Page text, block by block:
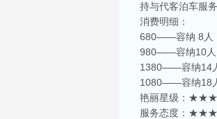
持与代客泊车服务
消费明细：
680——容纳 8人
980——容纳10人
1380——容纳14
1080——容纳18
艳丽星级：
服务态度：